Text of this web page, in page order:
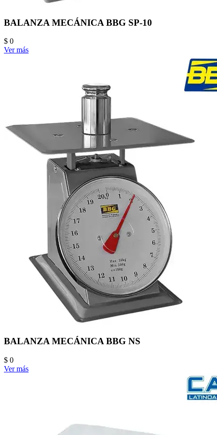
BALANZA MECÁNICA BBG SP-10
$ 0
Ver más
BALANZA MECÁNICA BBG NS
$ 0
Ver más